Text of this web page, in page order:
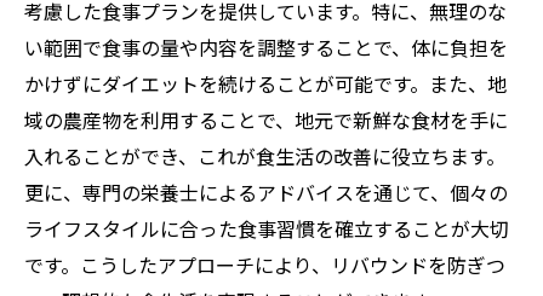
考慮した食事プランを提供しています。特に、無理のな
い範囲で食事の量や内容を調整することで、体に負担を
かけずにダイエットを続けることが可能です。また、地
域の農産物を利用することで、地元で新鮮な食材を手に
入れることができ、これが食生活の改善に役立ちます。
更に、専門の栄養士によるアドバイスを通じて、個々の
ライフスタイルに合った食事習慣を確立することが大切
です。こうしたアプローチにより、リバウンドを防ぎつ